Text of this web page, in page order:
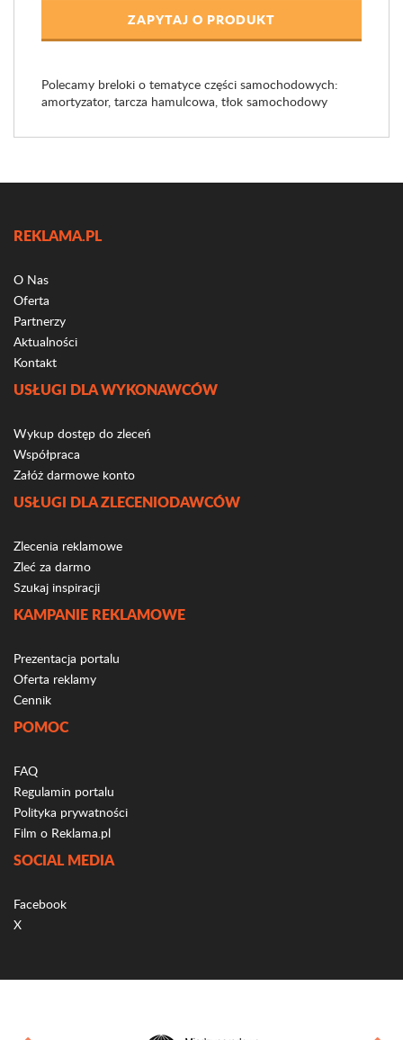
ZAPYTAJ O PRODUKT
Polecamy breloki o tematyce części samochodowych:
amortyzator, tarcza hamulcowa, tłok samochodowy
REKLAMA.PL
O Nas
Oferta
Partnerzy
Aktualności
Kontakt
USŁUGI DLA WYKONAWCÓW
Wykup dostęp do zleceń
Współpraca
Załóż darmowe konto
USŁUGI DLA ZLECENIODAWCÓW
Zlecenia reklamowe
Zleć za darmo
Szukaj inspiracji
KAMPANIE REKLAMOWE
Prezentacja portalu
Oferta reklamy
Cennik
POMOC
FAQ
Regulamin portalu
Polityka prywatności
Film o Reklama.pl
SOCIAL MEDIA
Facebook
X